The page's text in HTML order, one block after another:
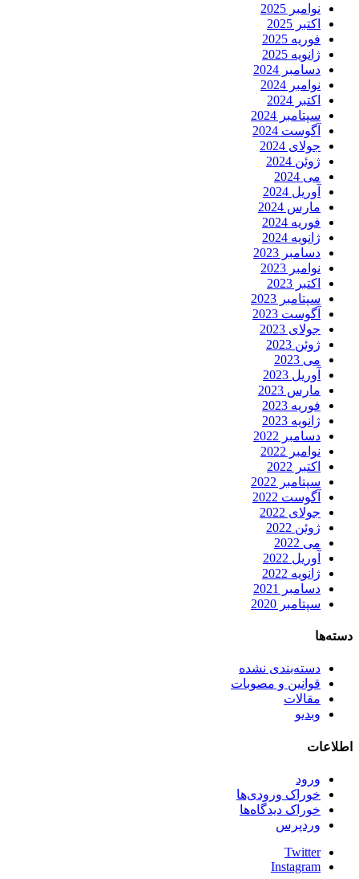
نوامبر 2025
اکتبر 2025
فوریه 2025
ژانویه 2025
دسامبر 2024
نوامبر 2024
اکتبر 2024
سپتامبر 2024
آگوست 2024
جولای 2024
ژوئن 2024
می 2024
آوریل 2024
مارس 2024
فوریه 2024
ژانویه 2024
دسامبر 2023
نوامبر 2023
اکتبر 2023
سپتامبر 2023
آگوست 2023
جولای 2023
ژوئن 2023
می 2023
آوریل 2023
مارس 2023
فوریه 2023
ژانویه 2023
دسامبر 2022
نوامبر 2022
اکتبر 2022
سپتامبر 2022
آگوست 2022
جولای 2022
ژوئن 2022
می 2022
آوریل 2022
ژانویه 2022
دسامبر 2021
سپتامبر 2020
دسته‌ها
دسته‌بندی نشده
قوانین و مصوبات
مقالات
وبدیو
اطلاعات
ورود
خوراک ورودی‌ها
خوراک دیدگاه‌ها
وردپرس
Twitter
Instagram